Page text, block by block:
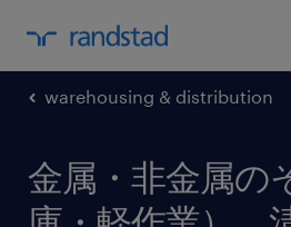
warehousing & distribution
金属・非金属の